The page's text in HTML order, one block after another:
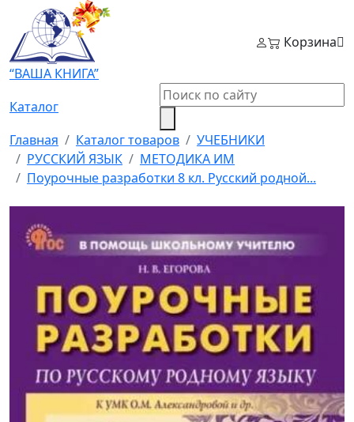
“ВАША КНИГА”
Корзина
Каталог
Главная
Каталог товаров
УЧЕБНИКИ
РУССКИЙ ЯЗЫК
МЕТОДИКА ИМ
Поурочные разработки 8 кл. Русский родной...